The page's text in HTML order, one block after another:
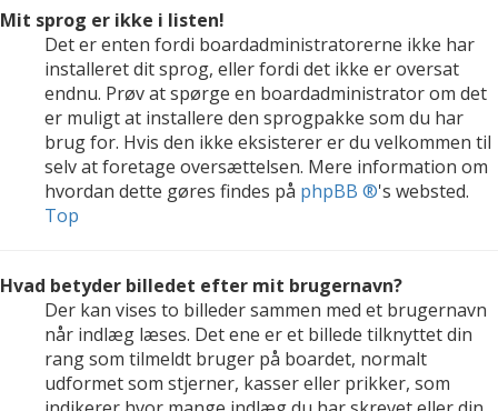
Mit sprog er ikke i listen!
Det er enten fordi boardadministratorerne ikke har
installeret dit sprog, eller fordi det ikke er oversat
endnu. Prøv at spørge en boardadministrator om det
er muligt at installere den sprogpakke som du har
brug for. Hvis den ikke eksisterer er du velkommen til
selv at foretage oversættelsen. Mere information om
hvordan dette gøres findes på phpBB ®'s websted.
Top
Hvad betyder billedet efter mit brugernavn?
Der kan vises to billeder sammen med et brugernavn
når indlæg læses. Det ene er et billede tilknyttet din
rang som tilmeldt bruger på boardet, normalt
udformet som stjerner, kasser eller prikker, som